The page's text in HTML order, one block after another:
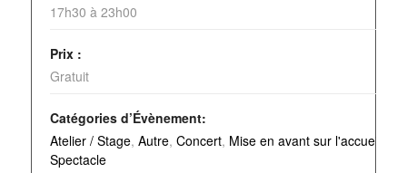
17h30 à 23h00
Prix :
Gratuit
Catégories d’Évènement:
Atelier / Stage, Autre, Concert, Mise en avant sur l'accueil
Spectacle